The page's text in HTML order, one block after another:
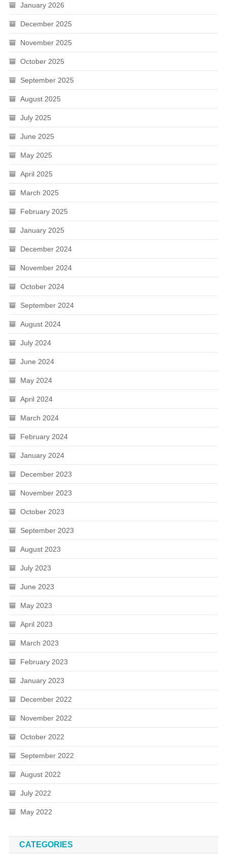
January 2026
December 2025
November 2025
October 2025
September 2025
August 2025
July 2025
June 2025
May 2025
April 2025
March 2025
February 2025
January 2025
December 2024
November 2024
October 2024
September 2024
August 2024
July 2024
June 2024
May 2024
April 2024
March 2024
February 2024
January 2024
December 2023
November 2023
October 2023
September 2023
August 2023
July 2023
June 2023
May 2023
April 2023
March 2023
February 2023
January 2023
December 2022
November 2022
October 2022
September 2022
August 2022
July 2022
May 2022
CATEGORIES